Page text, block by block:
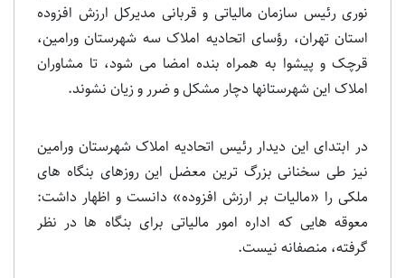
نوری رئیس سازمان مالیاتی و قربانی مدیرکل ارزش افزوده
استان تهران، رؤسای اتحادیه املاک سه شهرستان ورامین،
قرچک و پیشوا به همراه بنده امضا می شود، تا مشاوران
املاک این شهرستانها دچار مشکل و ضرر و زیان نشوند.
در ابتدای این دیدار رئیس اتحادیه املاک شهرستان ورامین
نیز طی سخنانی بزرگ ترین معضل این روزهای بنگاه های
ملکی را «مالیات بر ارزش افزوده» دانست و اظهار داشت:
معوقه هایی که اداره امور مالیاتی برای بنگاه ها در نظر
گرفته، منصفانه نیست.